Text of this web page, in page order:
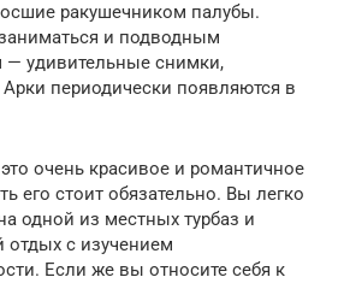
ракушечником палубы.
и подводным
удивительные снимки,
периодически появляются в
очень красивое и романтичное
его стоит обязательно. Вы легко
одной из местных турбаз и
с изучением
Если же вы относите себя к